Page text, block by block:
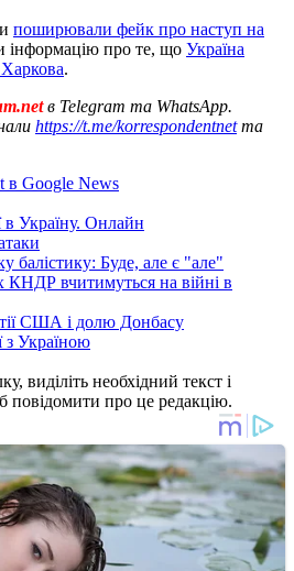
поширювали фейк про наступ на
інформацію про те, що Україна
Харкова.
в Telegram та WhatsApp.
https://t.me/korrespondentnetта
в Google News
в Україну. Онлайн
балістику: Буде, але є "але"
КНДР вчитимуться на війні в
США і долю Донбасу
з Україною
виділіть необхідний текст і
повідомити про це редакцію.